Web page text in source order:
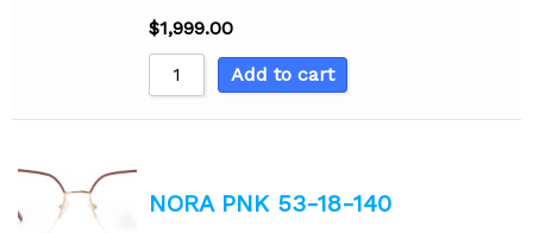
$1,999.00
Add to cart
NORA PNK 53-18-140